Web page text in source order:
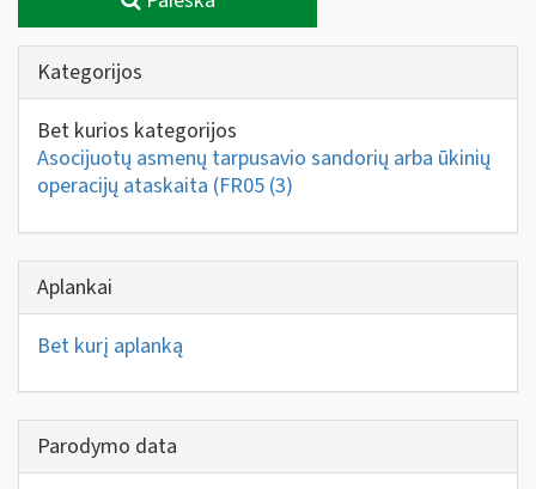
Kategorijos
Bet kurios kategorijos
Asocijuotų asmenų tarpusavio sandorių arba ūkinių
operacijų ataskaita (FR05 (3)
Aplankai
Bet kurį aplanką
Parodymo data